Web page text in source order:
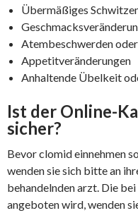
Übermäßiges
Atembeschwerden
Appetitveränderungen
Anhaltende Übelkeit
Ist der Online-
sicher?
Bevor clomid einnehmen
wenden sie sich bitte an
behandelnden arzt. Die
angeboten wird, wenden